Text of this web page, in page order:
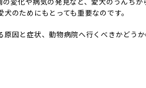
のためにもとっても重要なのです。
因と症状、動物病院へ行くべきかどうか